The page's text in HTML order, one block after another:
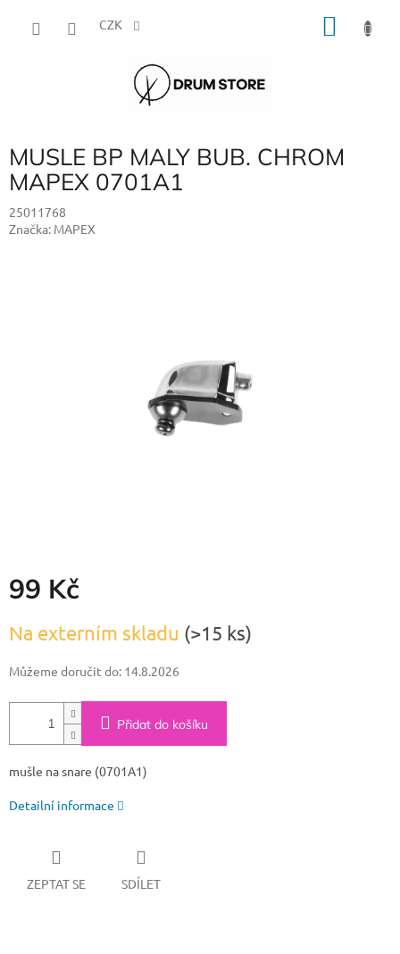
CZK
MUSLE BP MALY BUB. CHROM
MAPEX 0701A1
25011768
Značka: MAPEX
99 Kč
cena:
Na externím skladu (>15 ks)
Můžeme doručit do: 14.8.2026
Přidat do košíku
mušle na snare (0701A1)
Detailní informace
ZEPTAT SE SDÍLET